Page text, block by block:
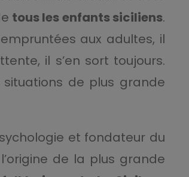
tous les enfants siciliens.
aux adultes, il
il s’en sort toujours.
de plus grande
et fondateur du
de la plus grande